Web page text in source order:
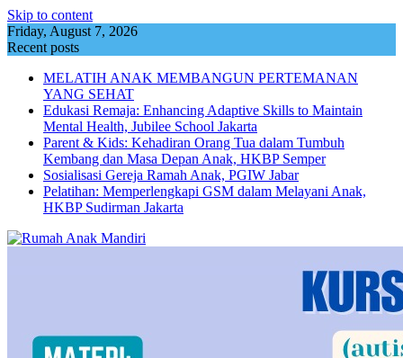
Skip to content
Friday, August 7, 2026
Recent posts
MELATIH ANAK MEMBANGUN PERTEMANAN
YANG SEHAT
Edukasi Remaja: Enhancing Adaptive Skills to Maintain
Mental Health, Jubilee School Jakarta
Parent & Kids: Kehadiran Orang Tua dalam Tumbuh
Kembang dan Masa Depan Anak, HKBP Semper
Sosialisasi Gereja Ramah Anak, PGIW Jabar
Pelatihan: Memperlengkapi GSM dalam Melayani Anak,
HKBP Sudirman Jakarta